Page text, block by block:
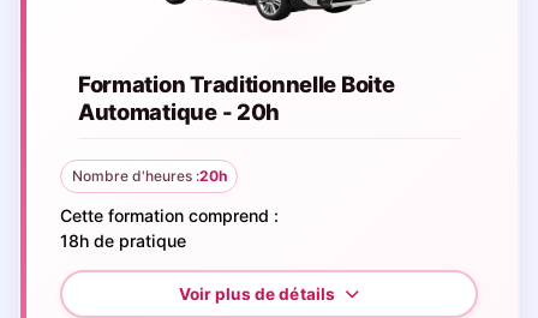
Formation Traditionnelle Boite
Automatique - 20h
Nombre d'heures :20h
Cette formation comprend :
18h de pratique